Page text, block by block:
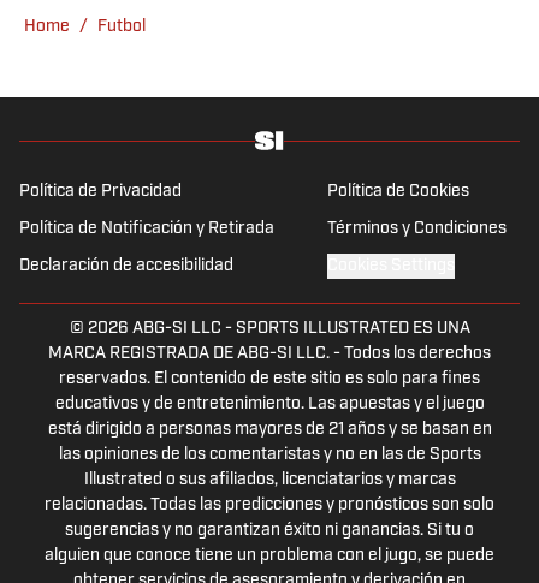
Home / Futbol
Política de Privacidad Política de Cookies
Política de Notificación y Retirada Términos y Condiciones
Declaración de accesibilidad
© 2026 ABG-SI LLC - SPORTS ILLUSTRATED ES UNA
MARCA REGISTRADA DE ABG-SI LLC. - Todos los derechos
reservados. El contenido de este sitio es solo para fines
educativos y de entretenimiento. Las apuestas y el juego
está dirigido a personas mayores de 21 años y se basan en
las opiniones de los comentaristas y no en las de Sports
Illustrated o sus afiliados, licenciatarios y marcas
relacionadas. Todas las predicciones y pronósticos son solo
sugerencias y no garantizan éxito ni ganancias. Si tu o
alguien que conoce tiene un problema con el jugo, se puede